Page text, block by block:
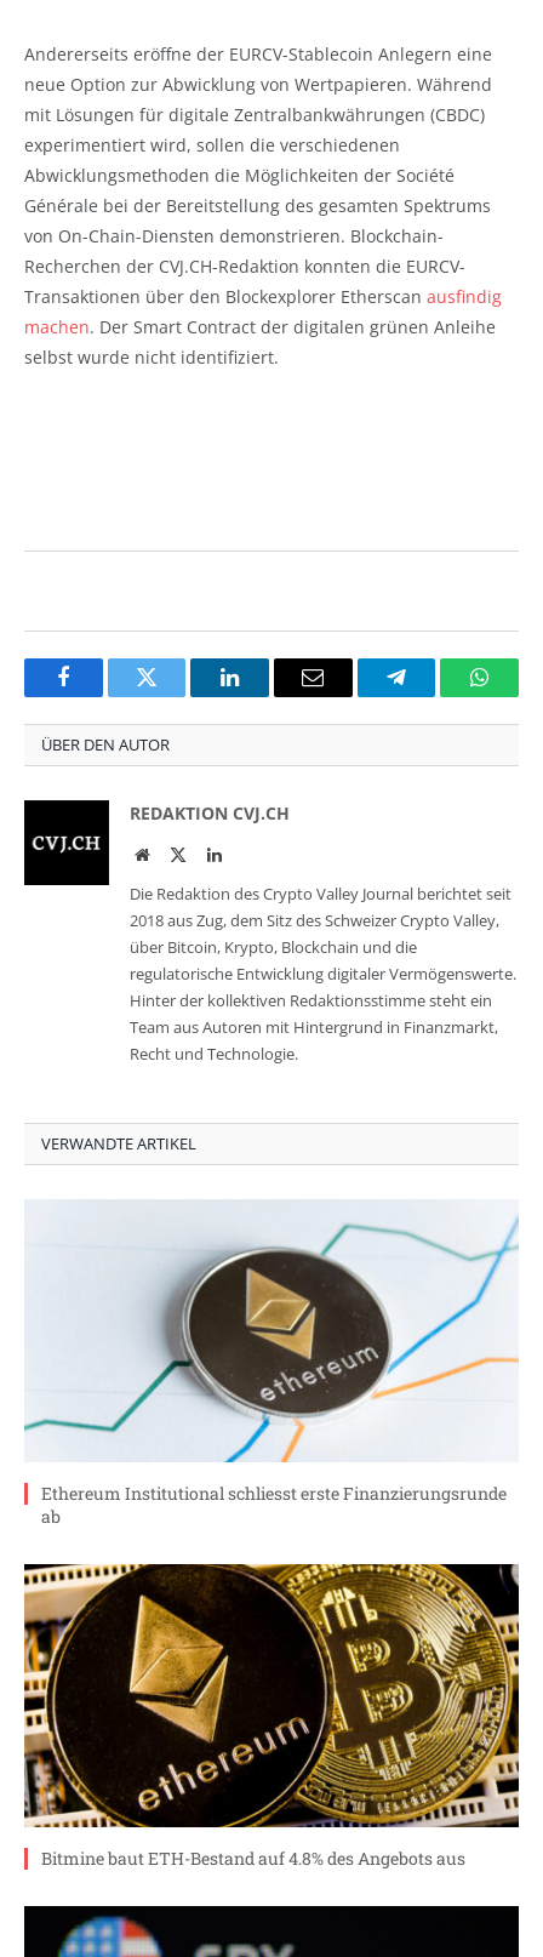
Andererseits eröffne der EURCV-Stablecoin Anlegern eine
neue Option zur Abwicklung von Wertpapieren. Während
mit Lösungen für digitale Zentralbankwährungen (CBDC)
experimentiert wird, sollen die verschiedenen
Abwicklungsmethoden die Möglichkeiten der Société
Générale bei der Bereitstellung des gesamten Spektrums
von On-Chain-Diensten demonstrieren. Blockchain-
Recherchen der CVJ.CH-Redaktion konnten die EURCV-
Transaktionen über den Blockexplorer Etherscan ausfindig
machen. Der Smart Contract der digitalen grünen Anleihe
selbst wurde nicht identifiziert.
FacebookTwitter LinkedInEmail Telegram
ÜBER DEN AUTOR
REDAKTION CVJ.CH
WebsiteTwitterLinkedIn
Die Redaktion des Crypto Valley Journal berichtet seit
2018 aus Zug, dem Sitz des Schweizer Crypto Valley,
über Bitcoin, Krypto, Blockchain und die
regulatorische Entwicklung digitaler Vermögenswerte.
Hinter der kollektiven Redaktionsstimme steht ein
Team aus Autoren mit Hintergrund in Finanzmarkt,
Recht und Technologie.
VERWANDTE ARTIKEL
Ethereum Institutional schliesst erste Finanzierungsrunde
ab
Bitmine baut ETH-Bestand auf 4.8% des Angebots aus